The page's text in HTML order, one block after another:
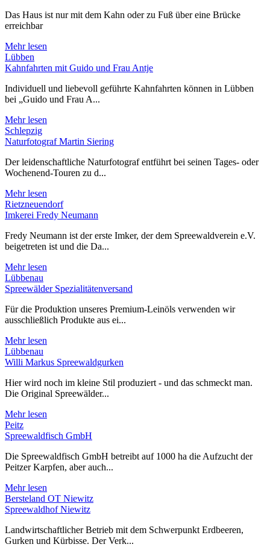
Das Haus ist nur mit dem Kahn oder zu Fuß über eine Brücke
erreichbar
Mehr lesen
Lübben
Kahnfahrten mit Guido und Frau Antje
Individuell und liebevoll geführte Kahnfahrten können in Lübben
bei „Guido und Frau A...
Mehr lesen
Schlepzig
Naturfotograf Martin Siering
Der leidenschaftliche Naturfotograf entführt bei seinen Tages- oder
Wochenend-Touren zu d...
Mehr lesen
Rietzneuendorf
Imkerei Fredy Neumann
Fredy Neumann ist der erste Imker, der dem Spreewaldverein e.V.
beigetreten ist und die Da...
Mehr lesen
Lübbenau
Spreewälder Spezialitätenversand
Für die Produktion unseres Premium-Leinöls verwenden wir
ausschließlich Produkte aus ei...
Mehr lesen
Lübbenau
Willi Markus Spreewaldgurken
Hier wird noch im kleine Stil produziert - und das schmeckt man.
Die Original Spreewälder...
Mehr lesen
Peitz
Spreewaldfisch GmbH
Die Spreewaldfisch GmbH betreibt auf 1000 ha die Aufzucht der
Peitzer Karpfen, aber auch...
Mehr lesen
Bersteland OT Niewitz
Spreewaldhof Niewitz
Landwirtschaftlicher Betrieb mit dem Schwerpunkt Erdbeeren,
Gurken und Kürbisse. Der Verk...